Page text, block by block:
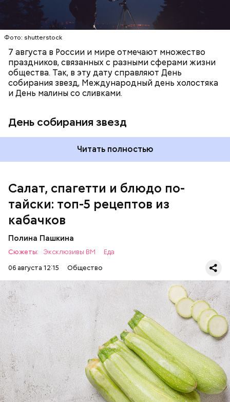
Фото: shutterstock
7 августа в России и мире отмечают множество
праздников, связанных с разными сферами жизни
общества. Так, в эту дату справляют День
собирания звезд, Международный день холостяка
и День малины со сливками.
День собирания звезд
Читать полностью
Салат, спагетти и блюдо по-
тайски: топ-5 рецептов из
кабачков
Полина Пашкина
Сюжеты: Эксклюзивы ВМ
Еда
06 августа 12:15
Общество
Ингредиенты:
кабачок;
петрушка;
оливковое масло;
ЕДА ОВОЩИ РЕЦЕПТЫ